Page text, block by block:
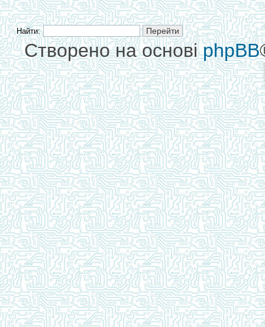
Найти:
Створено на основіphpBB